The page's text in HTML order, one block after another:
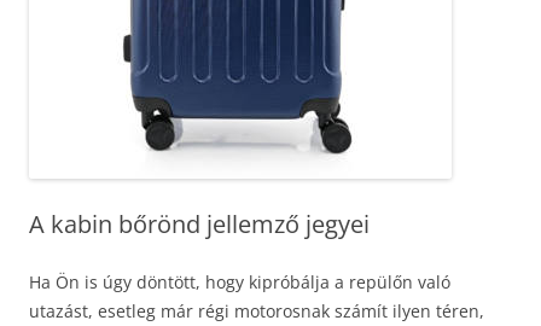
A kabin bőrönd jellemző jegyei
Ha Ön is úgy döntött, hogy kipróbálja a repülőn való
utazást, esetleg már régi motorosnak számít ilyen téren,